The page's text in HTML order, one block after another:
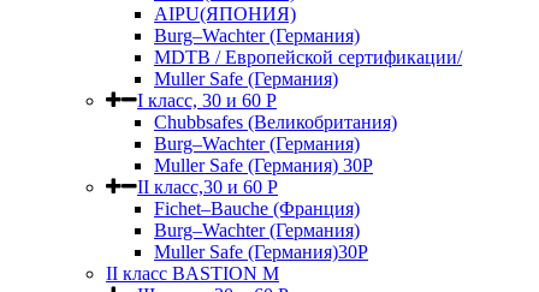
AIPU(ЯПОНИЯ)
Burg–Wachter (Германия)
MDTB / Европейской сертификации/
Muller Safe (Германия)
I класс, 30 и 60 P
Chubbsafes (Великобритания)
Burg–Wachter (Германия)
Muller Safe (Германия) 30Р
II класс,30 и 60 P
Fichet–Bauche (Франция)
Burg–Wachter (Германия)
Muller Safe (Германия)30P
II класс BASTION M